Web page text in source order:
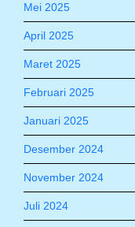
Mei 2025
April 2025
Maret 2025
Februari 2025
Januari 2025
Desember 2024
November 2024
Juli 2024